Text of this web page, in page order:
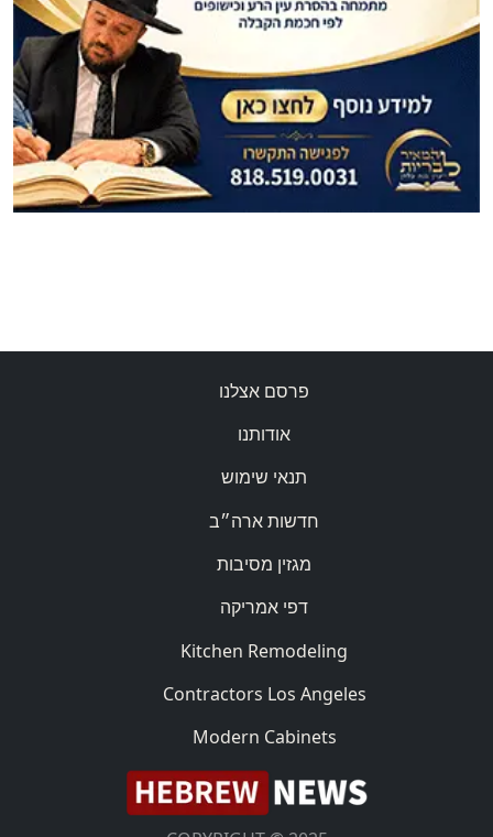
פרסם אצלנו
אודותנו
תנאי שימוש
חדשות ארה״ב
מגזין מסיבות
דפי אמריקה
Kitchen Remodeling
Contractors Los Angeles
Modern Cabinets